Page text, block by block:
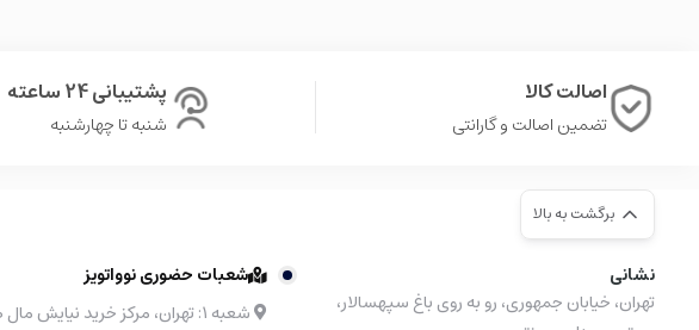
اصالت کالا
تضمین اصالت و گارانتی
پشتیبانی 24 ساعته
شنبه تا چهارشنبه
برگشت به بالا
نشانی
تهران، خیابان جمهوری، رو به روی باغ سپهسالار،
شعبات حضوری نوواتویز
شعبه ۱: تهران، مرکز خرید نیایش مال طبقه 4 واحد 48